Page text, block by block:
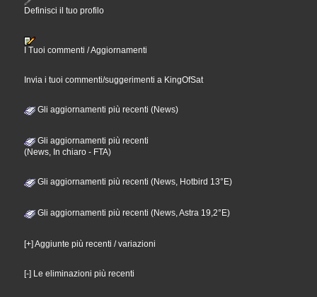
Definisci il tuo profilo
I Tuoi commenti / Aggiornamenti
Invia i tuoi commenti/suggerimenti a KingOfSat
Gli aggiornamenti più recenti (News)
Gli aggiornamenti più recenti
(News, In chiaro - FTA)
Gli aggiornamenti più recenti (News, Hotbird 13°E)
Gli aggiornamenti più recenti (News, Astra 19,2°E)
[+] Aggiunte più recenti / variazioni
[-] Le eliminazioni più recenti